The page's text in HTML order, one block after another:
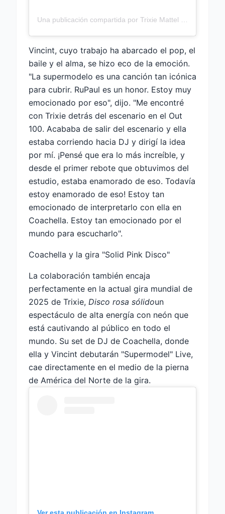
Vincint, cuyo trabajo ha abarcado el pop, el
baile y el alma, se hizo eco de la emoción.
"La supermodelo es una canción tan icónica
para cubrir. RuPaul es un honor. Estoy muy
emocionado por eso", dijo. "Me encontré
con Trixie detrás del escenario en el Out
100. Acababa de salir del escenario y ella
estaba corriendo hacia DJ y dirigí la idea
por mí. ¡Pensé que era lo más increíble, y
desde el primer rebote que obtuvimos del
estudio, estaba enamorado de eso. Todavía
estoy enamorado de eso! Estoy tan
emocionado de interpretarlo con ella en
Coachella. Estoy tan emocionado por el
mundo para escucharlo".
Coachella y la gira "Solid Pink Disco"
La colaboración también encaja
perfectamente en la actual gira mundial de
2025 de Trixie, Disco rosa sólidoun
espectáculo de alta energía con neón que
está cautivando al público en todo el
mundo. Su set de DJ de Coachella, donde
ella y Vincint debutarán "Supermodel" Live,
cae directamente en el medio de la pierna
de América del Norte de la gira.